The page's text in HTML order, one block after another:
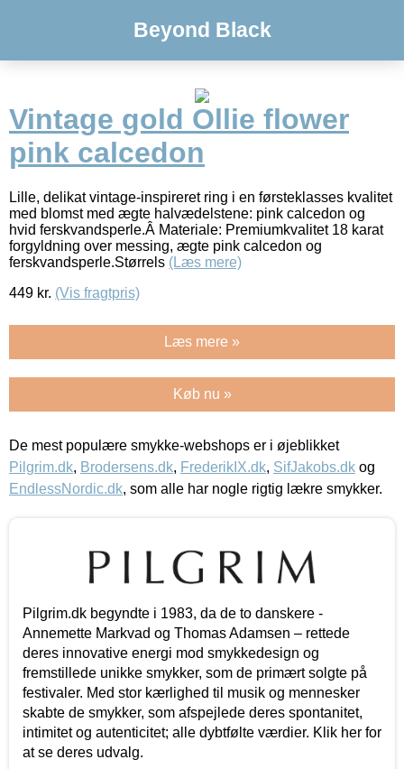
Beyond Black
Vintage gold Ollie flower
pink calcedon
Lille, delikat vintage-inspireret ring i en førsteklasses kvalitet
med blomst med ægte halvædelstene: pink calcedon og
hvid ferskvandsperle.Â Materiale: Premiumkvalitet 18 karat
forgyldning over messing, ægte pink calcedon og
ferskvandsperle.Størrels (Læs mere)
449 kr. (Vis fragtpris)
Læs mere »
Køb nu »
De mest populære smykke-webshops er i øjeblikket
Pilgrim.dk, Brodersens.dk, FrederikIX.dk, SifJakobs.dk og
EndlessNordic.dk, som alle har nogle rigtig lækre smykker.
Pilgrim.dk begyndte i 1983, da de to danskere -
Annemette Markvad og Thomas Adamsen – rettede
deres innovative energi mod smykkedesign og
fremstillede unikke smykker, som de primært solgte på
festivaler. Med stor kærlighed til musik og mennesker
skabte de smykker, som afspejlede deres spontanitet,
intimitet og autenticitet; alle dybtfølte værdier. Klik her for
at se deres udvalg.